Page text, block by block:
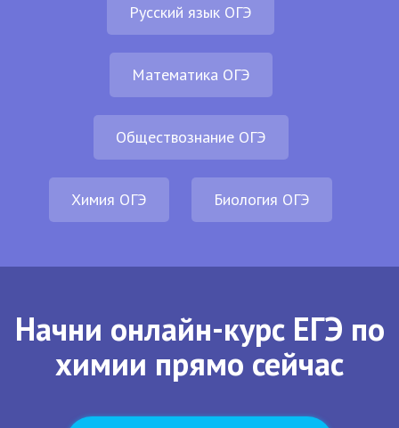
Русский язык ОГЭ
Математика ОГЭ
Обществознание ОГЭ
Химия ОГЭ Биология ОГЭ
Начни онлайн-курс ЕГЭ по
химии прямо сейчас